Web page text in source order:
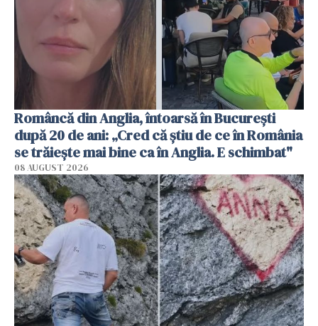
Româncă din Anglia, întoarsă în București
după 20 de ani: „Cred că știu de ce în România
se trăiește mai bine ca în Anglia. E schimbat"
08 AUGUST 2026